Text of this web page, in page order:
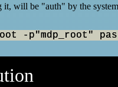
it, will be "auth" by the
-p"mdp_root"